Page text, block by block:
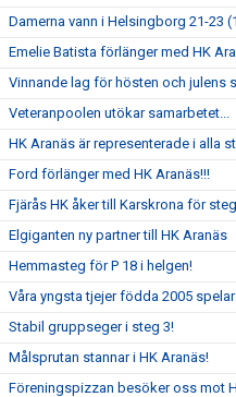
Damerna vann i Helsingborg 21-23
Emelie Batista förlänger med HK
Vinnande lag för hösten och julens
Veteranpoolen utökar samarbetet...
HK Aranäs är representerade i alla
Ford förlänger med HK Aranäs!!!
Fjärås HK åker till Karskrona för
Elgiganten ny partner till HK Aranäs
Hemmasteg för P 18 i helgen!
Våra yngsta tjejer födda 2005
Stabil gruppseger i steg 3!
Målsprutan stannar i HK Aranäs!
Föreningspizzan besöker oss mot